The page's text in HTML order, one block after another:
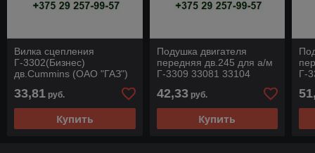
Вилка сцепления
Г-3302(Бизнес)
дв.Cummins (ОАО "ГАЗ")
33,81 руб.
Купить
Подушка двигателя
передняя дв.245 для а/м
Г-3309 33081 33104
2217 Riginal RG3309-
1001020
42,33руб.
Купить
Г-